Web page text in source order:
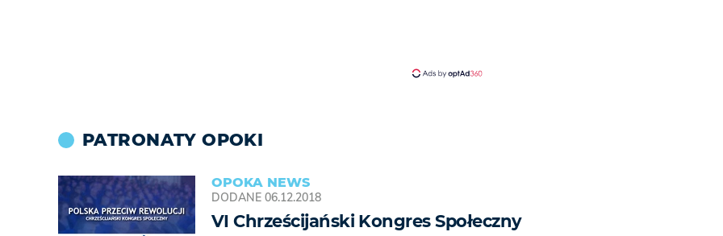
PATRONATY OPOKI
OPOKA NEWS
DODANE 06.12.2018
VI Chrześcijański Kongres Społeczny